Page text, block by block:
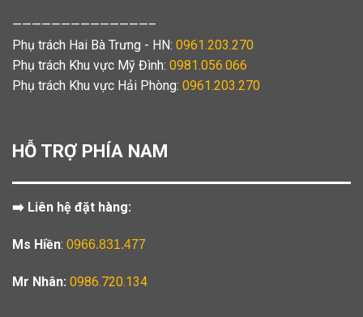
——————————————–
Phụ trách Hai Bà Trưng - HN: 0961.203.270
Phụ trách Khu vực Mỹ Đình: 0981.056.066
Phụ trách Khu vực Hải Phòng: 0961.203.270
HỖ TRỢ PHÍA NAM
➡️ Liên hệ đặt hàng:
Ms Hiền: 0966.831.477
Mr Nhân: 0986.720.134